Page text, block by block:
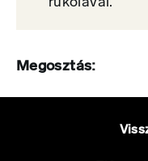
Megosztás: